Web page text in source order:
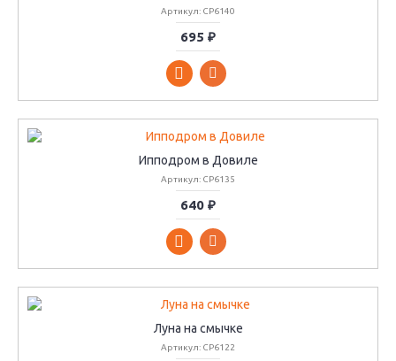
Артикул: СР6140
695 ₽
Ипподром в Довиле
Артикул: СР6135
640 ₽
Луна на смычке
Артикул: СР6122